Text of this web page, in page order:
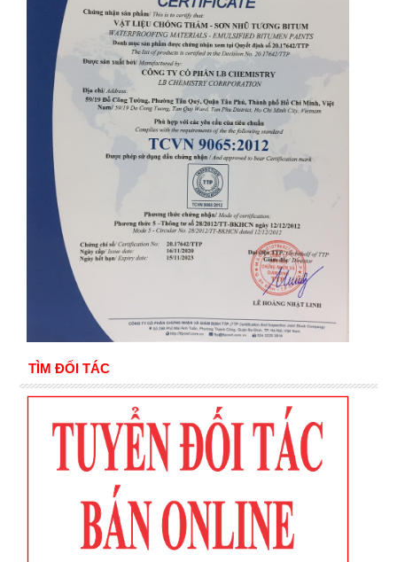
TÌM ĐỐI TÁC